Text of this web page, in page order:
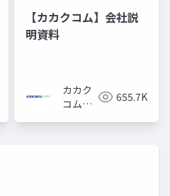
カルチャーデック
【カカクコム】会社説
明資料
カカク
コム採
655.7K